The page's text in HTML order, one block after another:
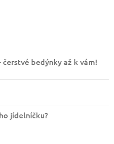
bedýnky až k vám!
jídelníčku?